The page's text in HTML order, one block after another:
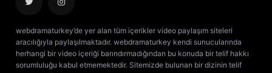
18. Bölüm
19. Bölüm
20. Bölüm Final
webdramaturkey’de yer alan tüm içerikler video paylaşım siteleri
aracılığıyla paylaşılmaktadır. webdramaturkey kendi sunucularında
herhangi bir video içeriği barındırmadığından bu konuda bir telif hakkı
sorumluluğu kabul etmemektedir. Sitemizde bulunan bir dizinin telif